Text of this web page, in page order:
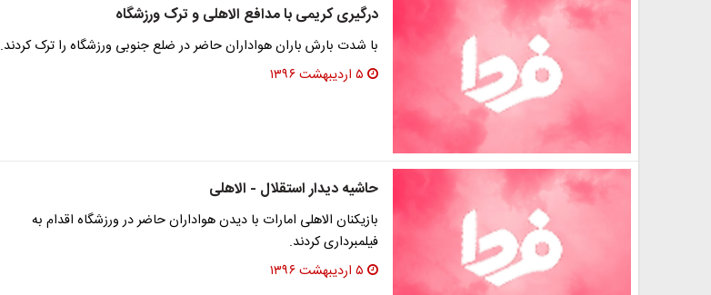
درگیری کریمی با مدافع الاهلی و ترک ورزشگاه
با شدت بارش باران هواداران حاضر در ضلع جنوبی ورزشگاه را ترک کردند.
۵ اردیبهشت ۱۳۹۶
حاشیه دیدار استقلال - الاهلی
بازیکنان الاهلی امارات با دیدن هواداران حاضر در ورزشگاه اقدام به
فیلمبرداری کردند.
۵ اردیبهشت ۱۳۹۶